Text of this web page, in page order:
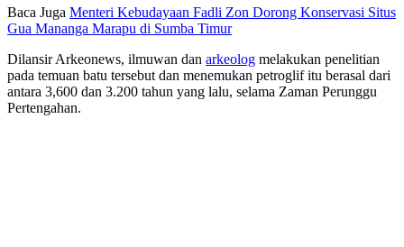
Baca Juga Menteri Kebudayaan Fadli Zon Dorong Konservasi Situs
Gua Mananga Marapu di Sumba Timur
Dilansir Arkeonews, ilmuwan dan arkeolog melakukan penelitian
pada temuan batu tersebut dan menemukan petroglif itu berasal dari
antara 3,600 dan 3.200 tahun yang lalu, selama Zaman Perunggu
Pertengahan.